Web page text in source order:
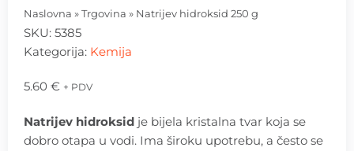
Naslovna » Trgovina » Natrijev hidroksid 250 g
SKU: 5385
Kategorija: Kemija
5.60 € + PDV
Natrijev hidroksid je bijela kristalna tvar koja se
dobro otapa u vodi. Ima široku upotrebu, a često se